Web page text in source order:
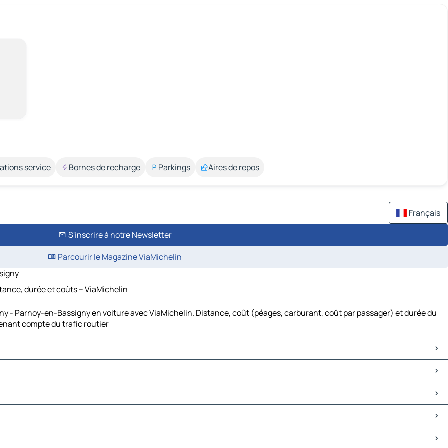
service Bornes de recharge Parkings Aires de repos
Français
S'inscrire à notre Newsletter
Parcourir le Magazine ViaMichelin
durée et coûts – ViaMichelin
- Parnoy-en-Bassigny en voiture avec ViaMichelin. Distance, coût (péages, carburant, coût par passager) et durée du
compte du trafic routier